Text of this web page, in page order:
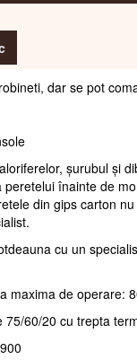
dar se pot
șurubul și
înainte de
din gips carton
cu un
maxima de operare:
60/20 cu trepta